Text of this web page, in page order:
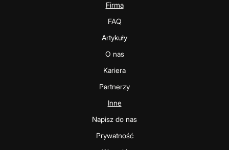
Firma
FAQ
Artykuły
O nas
Kariera
Partnerzy
Inne
Napisz do nas
Prywatność